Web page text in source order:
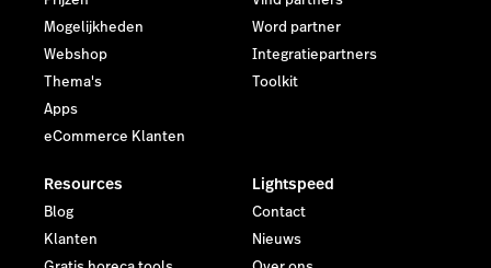
Mogelijkheden
Webshop
Thema's
Apps
eCommerce Klanten
Word partner
Integratiepartners
Toolkit
Resources
Blog
Klanten
Lightspeed
Contact
Nieuws